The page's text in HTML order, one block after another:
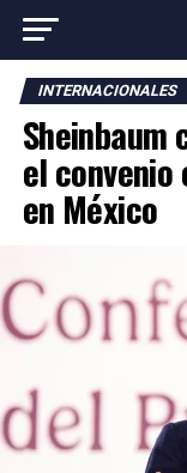
INTERNACIONALES
el convenio
en México